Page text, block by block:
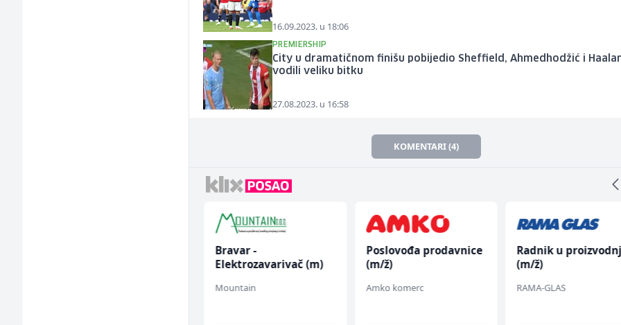
16.09.2023. u 18:06
PREMIERSHIP
City u dramatičnom finišu pobijedio Sheffield, Ahmedhodžić i
vodili veliku bitku
27.08.2023. u 16:58
KOMENTARI (4)
Bravar -
Elektrozavarivač (m)
Mountain
Poslovođa prodavnice
(m/ž)
Amko komerc
Radnik u
(m/ž)
RAMA-GLAS